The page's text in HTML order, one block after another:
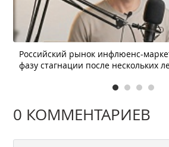
Российский рынок инфлюенс-
фазу стагнации после нескольких
0 КОММЕНТАРИЕВ